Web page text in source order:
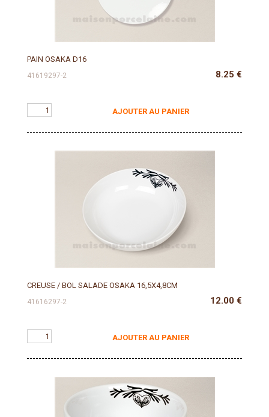
PAIN OSAKA D16
41619297-2 8.25 €
AJOUTER AU PANIER
CREUSE / BOL SALADE OSAKA 16,5X4,8CM
41616297-2 12.00 €
AJOUTER AU PANIER